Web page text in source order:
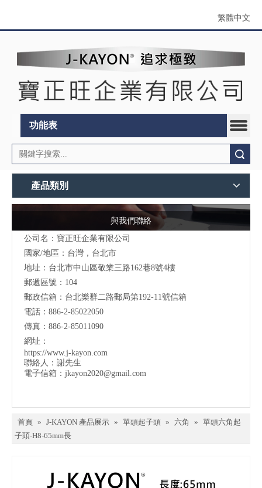
繁體中文
功能表
產品類別
與我們聯絡
公司名：寶正旺企業有限公司
國家/地區：台灣，台北市
地址：台北市中山區敬業三路162巷8號4樓
郵遞區號：104
郵政信箱：台北樂群二路郵局第192-11號信箱
電話：886-2-85022050
傳真：886-2-85011090
網址：
https://www.j-kayon.com
聯絡人：謝先生
電子信箱： jkayon2020@gmail.com
首頁 » J-KAYON 產品展示 » 單頭起子頭 » 六角 » 單頭六角起
子頭-H8-65mm長